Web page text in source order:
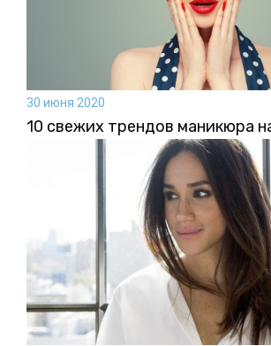
30 июня 2020
10 свежих трендов маникюра